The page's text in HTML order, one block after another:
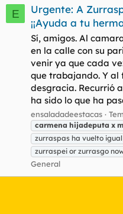
E
Urgente: A
¡¡Ayuda a tu
Sí, amigos. Al
en la calle con su
venir ya que cada
que trabajando. Y al
desgracia. Recurrió
ha sido lo que ha
ensaladadeestacas
carmena hijadeputa x
zurraspas ha vuelto
zurraspei or zurrasgo
General